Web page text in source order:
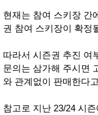
현재는 참여 스키장 간
권 참여 스키장이 확정
따라서 시즌권 추진 여
문의는 삼가해 주시면
와 관계없이 판매한다
참고로 지난 23/24 시